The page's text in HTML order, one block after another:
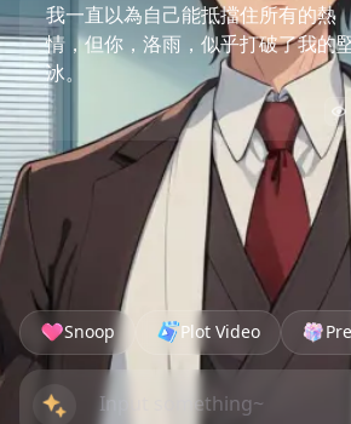
我一直以為自己能抵擋住所有的熱
情，但你，洛雨，似乎打破了我的
冰。
Snoop Plot Video